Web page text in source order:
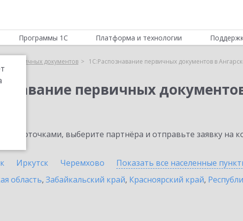
Программы 1С Платформа и технологии
первичных документов 1С:Распознавание первичных документов в
первичных
карточками, выберите партнёра и отправьте заявку на
Иркутск Черемхово Показать все населенные
область, Забайкальский край, Красноярский край,